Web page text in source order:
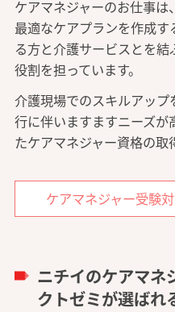
ケアマネジャーのお仕事
最適なケアプランを作成
る方と介護サービスとを
役割を担っています。
介護現場でのスキルアッ
行に伴いますますニーズ
たケアマネジャー資格の取
ケアマネジャー受験
ニチイのケアマネ
クトゼミが選ばれ